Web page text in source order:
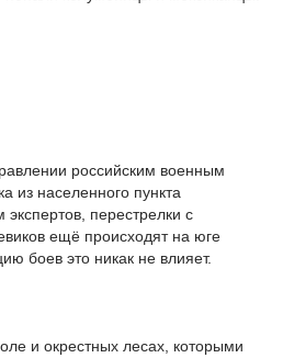
российским военным
из населенного пункта
перестрелки с
ещё происходят на юге
боев это никак не влияет.
и окрестных лесах, которыми